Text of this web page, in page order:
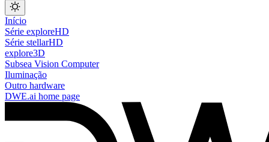
Início
Série exploreHD
Série stellarHD
explore3D
Subsea Vision Computer
Iluminação
Outro hardware
DWE.ai home page